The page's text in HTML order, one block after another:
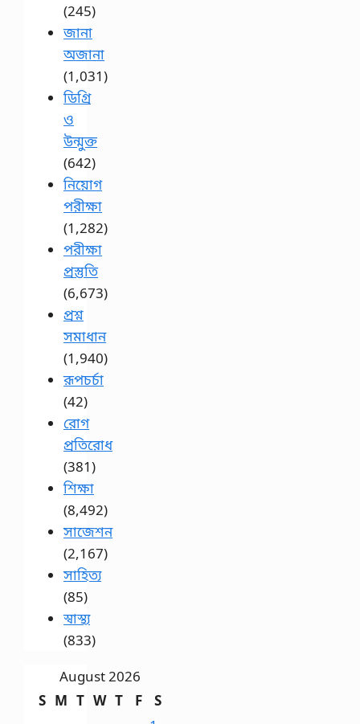
(245)
জানা
অজানা
(1,031)
ডিগ্রি
ও
উন্মুক্ত
(642)
নিয়োগ
পরীক্ষা
(1,282)
পরীক্ষা
প্রস্তুতি
(6,673)
প্রশ্ন
সমাধান
(1,940)
রূপচর্চা
(42)
রোগ
প্রতিরোধ
(381)
শিক্ষা
(8,492)
সাজেশন
(2,167)
সাহিত্য
(85)
স্বাস্থ্য
(833)
August 2026
S M T W T F
S